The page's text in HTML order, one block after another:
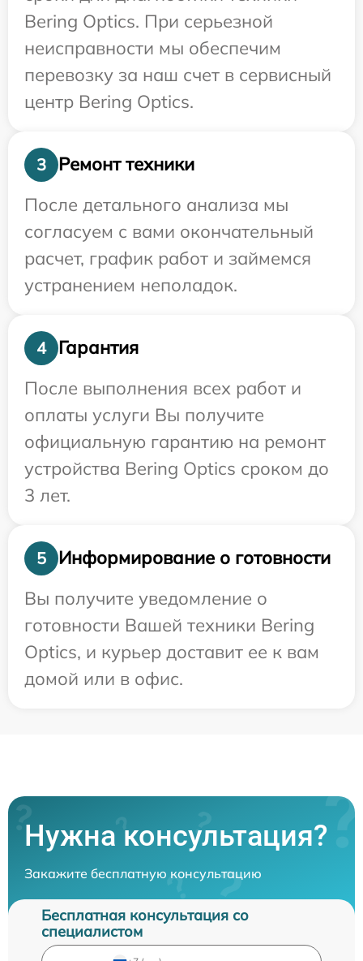
Bering Optics. При серьезной
неисправности мы обеспечим
перевозку за наш счет в сервисный
центр Bering Optics.
3
Ремонт техники
После детального анализа мы
согласуем с вами окончательный
расчет, график работ и займемся
устранением неполадок.
4
Гарантия
После выполнения всех работ и
оплаты услуги Вы получите
официальную гарантию на ремонт
устройства Bering Optics сроком до
3 лет.
5
Информирование о готовности
Вы получите уведомление о
готовности Вашей техники Bering
Optics, и курьер доставит ее к вам
домой или в офис.
Нужна консультация?
Закажите бесплатную консультацию
Бесплатная консультация со
специалистом